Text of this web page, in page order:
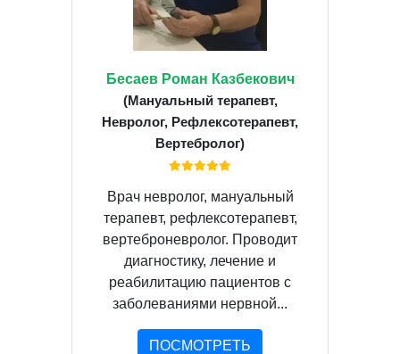
Бесаев Роман Казбекович
(Мануальный терапевт,
Невролог, Рефлексотерапевт,
Вертебролог)
Врач невролог, мануальный
терапевт, рефлексотерапевт,
вертеброневролог. Проводит
диагностику, лечение и
реабилитацию пациентов с
заболеваниями нервной...
ПОСМОТРЕТЬ